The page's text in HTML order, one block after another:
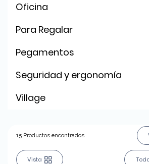
Oficina
Para Regalar
Pegamentos
Seguridad y ergonomía
Village
15 Productos encontrados
Vista